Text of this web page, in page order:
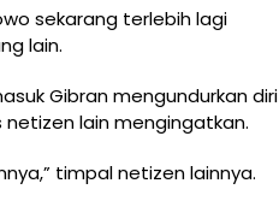
sekarang terlebih lagi
lain.
Gibran mengundurkan diri
lain mengingatkan.
timpal netizen lainnya.